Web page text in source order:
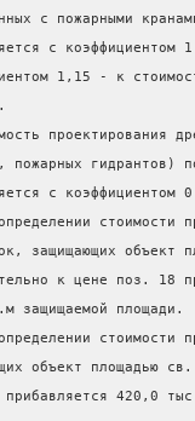
с пожарными
с
1,15 - к
проектирования
пожарных гидрантов)
с
защищающих
к цене поз. 18
защищаемой
стоимости
объект площадью
420,0